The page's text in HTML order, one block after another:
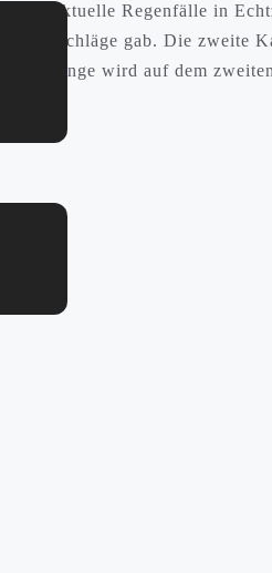
aktuelle Regenfälle in
Niederschläge gab. Die
wird auf dem